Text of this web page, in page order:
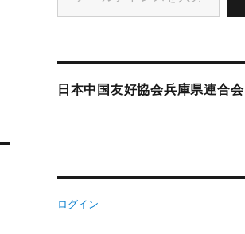
日本中国友好協会兵庫県連合会
ログイン